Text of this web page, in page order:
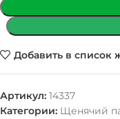
Добавить в список
Артикул: 14337
Категории: Щенячий